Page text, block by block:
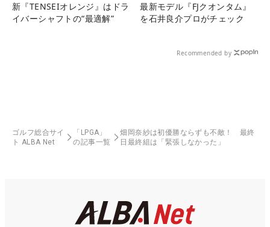
新『TENSEIオレンジ』はドラ
イバーシャフトの“最適解”
最新モデル『FJクオンタム』
を石井良介プロがチェック
Recommended by
ゴルフ総合サイ
ト ALBA Net
「LPGA」
の記事一覧
畑岡奈紗は初優勝ならずも不敵！ 最終
日最終組は「緊張しなかった」